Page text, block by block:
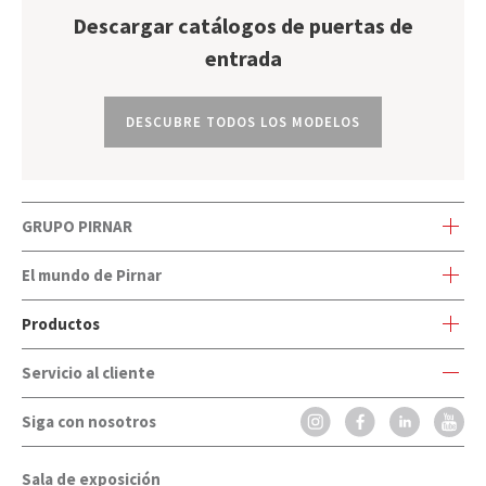
Descargar catálogos de puertas de
entrada
DESCUBRE TODOS LOS MODELOS
GRUPO PIRNAR
Camino Carcanox, s/n 30500 Alquerías
E: consultas@pirnar.es
T:
722 598 279
El mundo de Pirnar
El mundo de Pirnar
Innovaciones y premios
Contacto
Catálogos
Productos
Puertas de exterior
Puertas exterior a medida
Puertas de entrada rústicas
Servicio al cliente
Servicio al cliente
Preguntas frecuentes
Siga con nosotros
Sala de exposición